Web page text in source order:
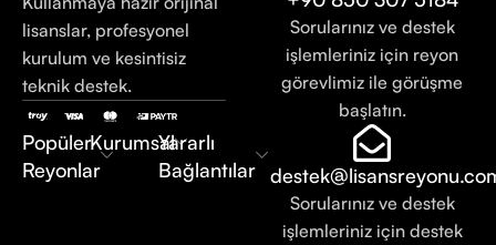
lisanslar, profesyonel
kurulum ve kesintisiz
teknik destek.
Popüler
Reyonlar
KurumsalYararlı
Bağlantılar
Sorularınız ve destek
işlemleriniz için reyon
görevlimiz ile görüşme
başlatın.
Sorularınız ve destek
işlemleriniz için destek